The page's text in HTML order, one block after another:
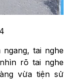
tai nghe
rõ tai nghe
vừa tiện sử